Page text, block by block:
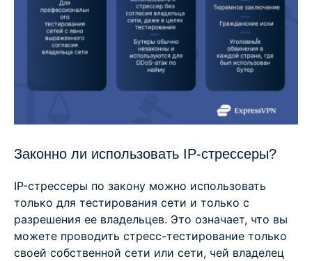
Законно ли использовать IP-стрессеры?
IP-стрессеры по закону можно использовать
только для тестирования сети и только с
разрешения ее владельцев. Это означает, что вы
можете проводить стресс-тестирование только
своей собственной сети или сети, чей владелец